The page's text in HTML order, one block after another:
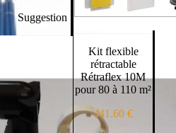
Suggestion
Kit flexible
rétractable
Rétraflex 10M
pour 80 à 110 m²
441.60 €